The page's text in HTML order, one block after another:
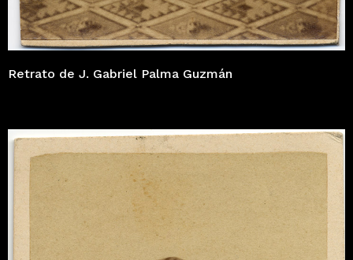
Retrato de J. Gabriel Palma Guzmán